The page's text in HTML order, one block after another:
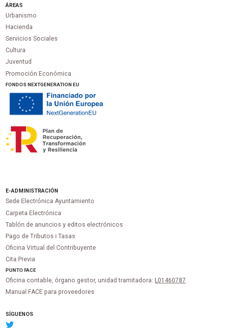
ÁREAS
Urbanismo
Hacienda
Servicios Sociales
Cultura
Juventud
Promoción Económica
FONDOS NEXTGENERATION EU
E-ADMINISTRACIÓN
Sede Electrónica Ayuntamiento
Carpeta Electrónica
Tablón de anuncios y editos electrónicos
Pago de Tributos i Tasas
Oficina Virtual del Contribuyente
Cita Previa
PUNTOFACE
Oficina contable, órgano gestor, unidad tramitadora: L01460787
Manual FACE para proveedores
SÍGUENOS